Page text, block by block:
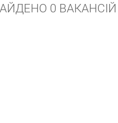
0 ВАКАНСІЙ